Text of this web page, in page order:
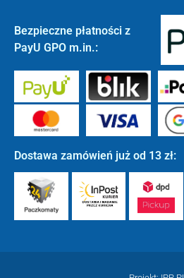
Bezpieczne płatności z
PayU GPO m.in.:
Dostawa zamówień już od 13 zł: